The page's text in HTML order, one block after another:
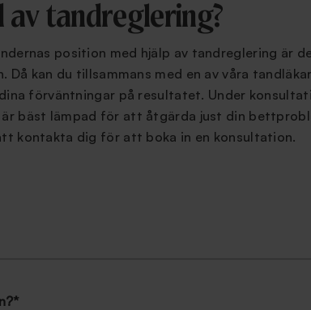
av tandreglering?
position med hjälp av tandreglering är
kan du tillsammans med en av våra
förväntningar på resultatet. Under
bäst lämpad för att åtgärda just din
kontakta dig för att boka in en konsultation.
*